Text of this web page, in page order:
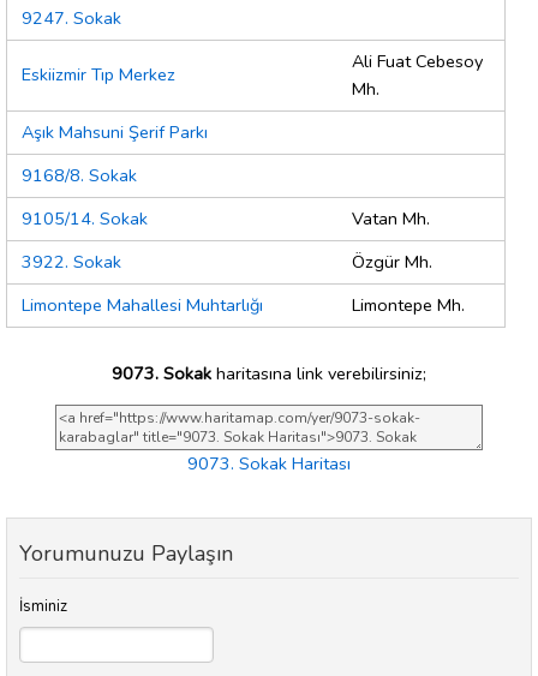
9247. Sokak
Eskiizmir Tıp Merkez
Ali Fuat Cebesoy
Mh.
Aşık Mahsuni Şerif Parkı
9168/8. Sokak
9105/14. Sokak
Vatan Mh.
3922. Sokak
Özgür Mh.
Limontepe Mahallesi Muhtarlığı
Limontepe Mh.
9073. Sokak haritasına link verebilirsiniz;
9073. Sokak Haritası
Yorumunuzu Paylaşın
İsminiz